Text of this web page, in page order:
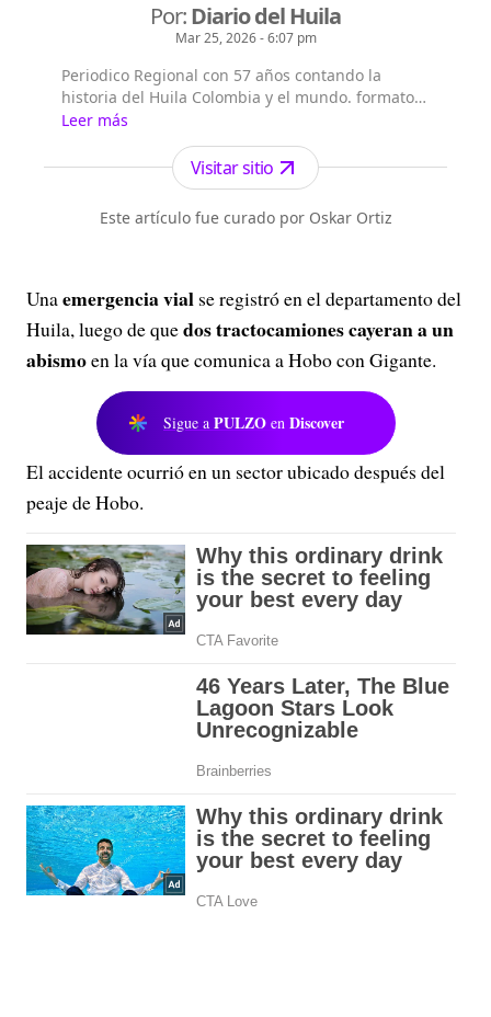
Por:Diario del Huila
Mar 25, 2026 - 6:07 pm
Periodico Regional con 57 años contando la
historia del Huila Colombia y el mundo. formatos
periódico digital de lunes a domingo, periódico
impreso fds, web y redes sociales.
Leer más
Visitar sitio
Este artículo fue curado por Oskar Ortiz
Unaemergencia vial se registró en el departamento del
Huila, luego de quedos tractocamiones cayeran a un
abismoen la vía que comunica a Hobo con Gigante.
Sigue a PULZO en Discover
El accidente ocurrió en un sector ubicado después del
peaje de Hobo.